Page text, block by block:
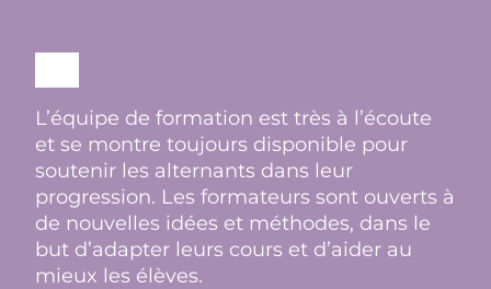
L’équipe de formation est très à l’écoute
et se montre toujours disponible pour
soutenir les alternants dans leur
progression. Les formateurs sont ouverts à
de nouvelles idées et méthodes, dans le
but d’adapter leurs cours et d’aider au
mieux les élèves.